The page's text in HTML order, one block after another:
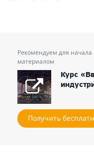
Рекомендуем для
материалом
Курс
Получить